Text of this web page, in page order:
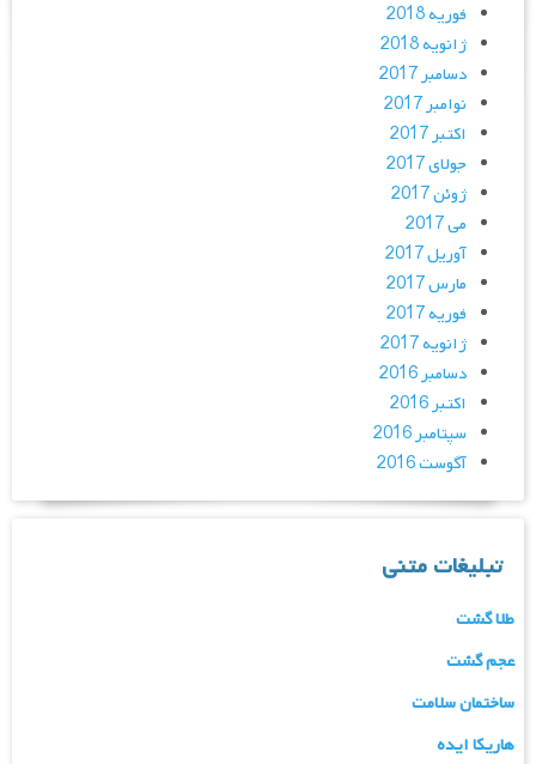
فوریه 2018
ژانویه 2018
دسامبر 2017
نوامبر 2017
اکتبر 2017
جولای 2017
ژوئن 2017
می 2017
آوریل 2017
مارس 2017
فوریه 2017
ژانویه 2017
دسامبر 2016
اکتبر 2016
سپتامبر 2016
آگوست 2016
تبلیغات متنی
طلا گشت
عجم گشت
ساختمان سلامت
هاریکا ایده